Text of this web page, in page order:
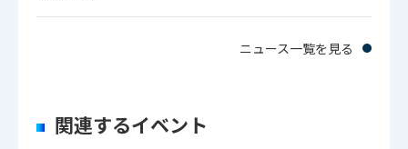
色域(BT.709↔BT.2020)変換
ニュース一覧を見る
関連するイベント